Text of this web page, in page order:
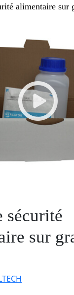
alimentaire sur
sécurité
sur